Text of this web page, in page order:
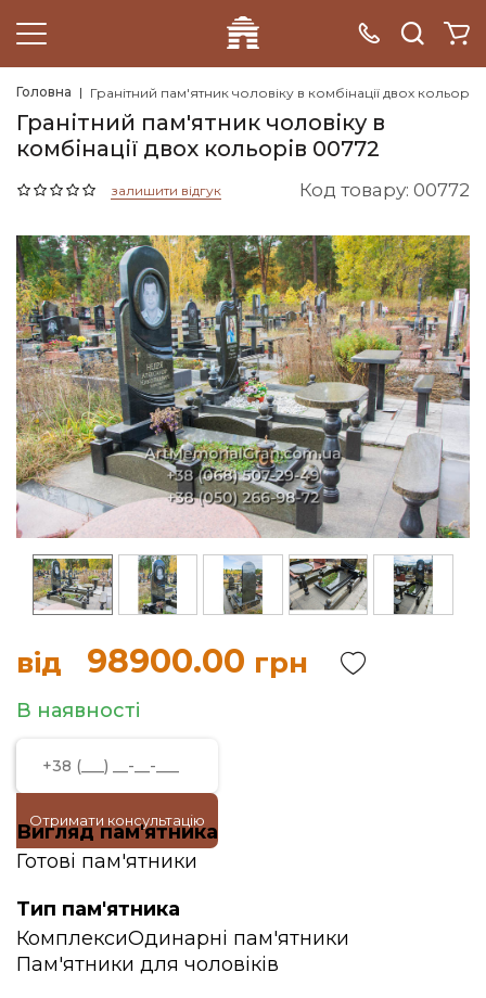
Головна Гранітний пам'ятник чоловіку в комбінації двох кольорів
Гранітний пам'ятник чоловіку в
комбінації двох кольорів 00772
залишити відгук Код товару: 00772
від 98900.00 грн
В наявності
Отримати консультацію
Вигляд пам'ятника
Готові пам'ятники
Тип пам'ятника
КомплексиОдинарні пам'ятники
Пам'ятники для чоловіків